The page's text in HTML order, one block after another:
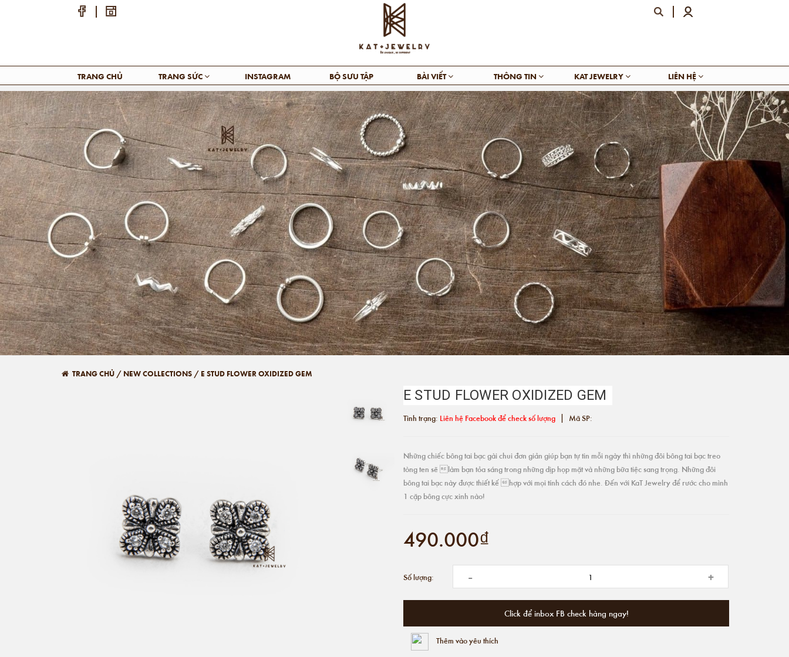
TRANG CHỦ TRANG SỨC INSTAGRAM BỘ SƯU TẬP BÀI VIẾT THÔNG TIN KAT JEWELRY LIÊN HỆ
TRANG CHỦ / NEW COLLECTIONS / E STUD FLOWER OXIDIZED GEM
E STUD FLOWER OXIDIZED GEM
Tình trạng: Liên hệ Facebook để check số lượng | Mã SP:
Những chiếc bông tai bạc gài chui đơn giản giúp bạn tự tin mỗi ngày thì những đôi bông tai bạc treo
tòng ten sẽ làm bạn tỏa sáng trong những dịp họp mặt và những bữa tiệc sang trọng. Những đôi
bông tai bạc này được thiết kế hợp với mọi tính cách đó nhe. Đến với KaT Jewelry để rước cho mình
1 cặp bông cực xinh nào!
490.000₫
Số lượng: - +
Click để inbox FB check hàng ngay!
Thêm vào yêu thích